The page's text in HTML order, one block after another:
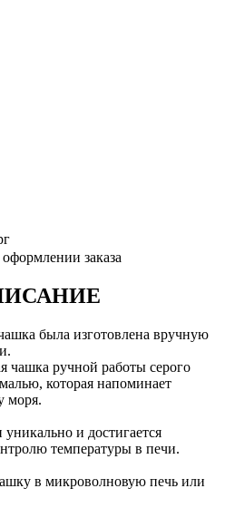
заказа
была изготовлена вручную
чашка ручной работы серого
которая напоминает
моря.
и достигается
температуры в печи.
в микроволновую печь или